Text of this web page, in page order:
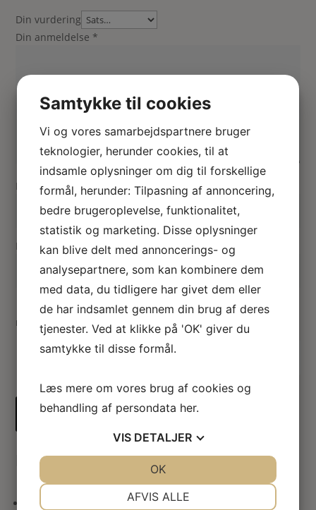
Din vurdering
Din anmeldelse *
Navn*
E-mail*
Gem mit navn, mail og websted i denne browser til
næste gang jeg kommenterer.
Du kunne også være interesseret i…
Samtykke til cookies
Vi og vores samarbejdspartnere bruger
teknologier, herunder cookies, til at
indsamle oplysninger om dig til forskellige
formål, herunder: Tilpasning af annoncering,
bedre brugeroplevelse, funktionalitet,
statistik og marketing. Disse oplysninger
kan blive delt med annoncerings- og
analysepartnere, som kan kombinere dem
med data, du tidligere har givet dem eller
de har indsamlet gennem din brug af deres
tjenester. Ved at klikke på 'OK' giver du
samtykke til disse formål.
Læs mere om vores brug af cookies og
behandling af persondata her.
VIS DETALJER
AFVIS ALLE
OK